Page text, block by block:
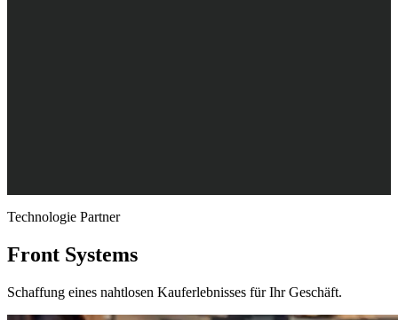
Technologie Partner
Front Systems
Schaffung eines nahtlosen Kauferlebnisses für Ihr Geschäft.